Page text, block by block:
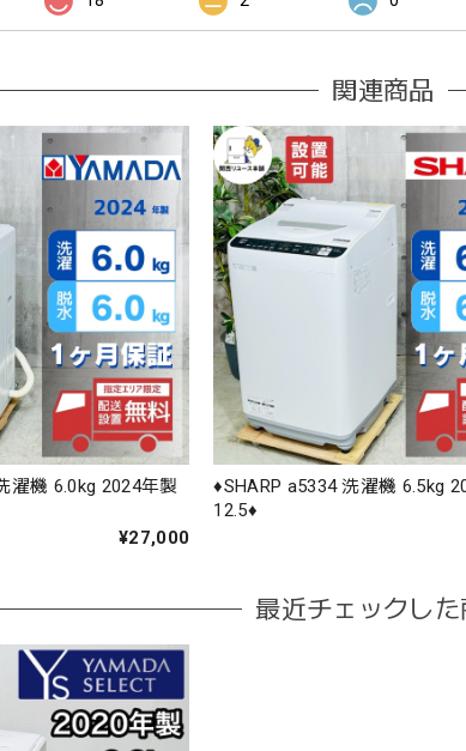
関連商品
濯機 6.0kg 2024年製
¥27,000
♦️SHARP a5334 洗濯機 6.5kg
12.5♦️
最近チェックした